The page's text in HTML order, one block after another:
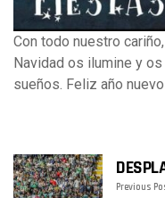
Con todo nuestro
Navidad os ilumine y
sueños. Feliz año
Previous